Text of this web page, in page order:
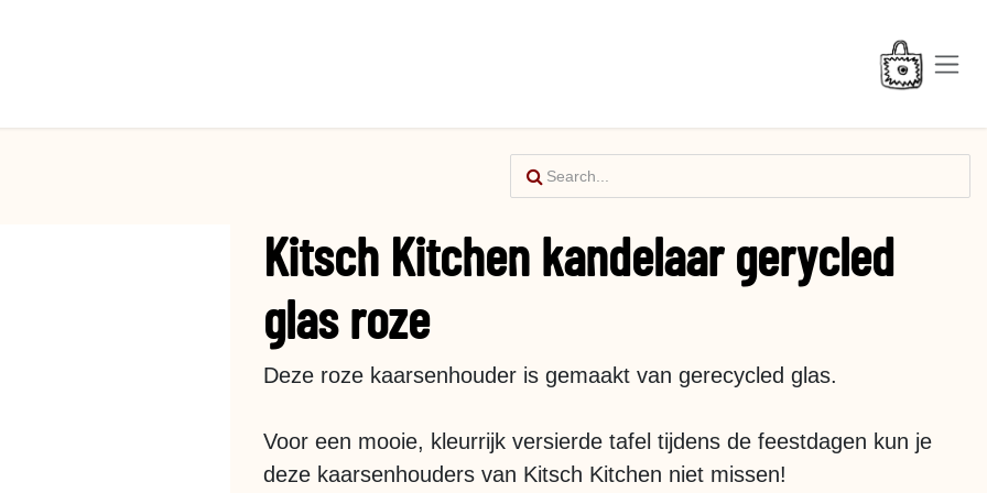
Kitsch Kitchen kandelaar gerycled
glas roze
Deze roze kaarsenhouder is gemaakt van gerecycled glas.
Voor een mooie, kleurrijk versierde tafel tijdens de feestdagen kun je
deze kaarsenhouders van Kitsch Kitchen niet missen!